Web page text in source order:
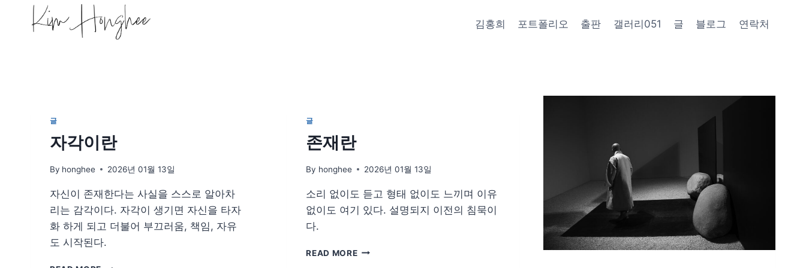
김홍희 포트폴리오 출판 갤러리051 글 블로그 연락처
글
자각이란
By honghee 2026년 01월 13일
자신이 존재한다는 사실을 스스로 알아차
리는 감각이다. 자각이 생기면 자신을 타자
화 하게 되고 더불어 부끄러움, 책임, 자유
도 시작된다.
글
존재란
By honghee 2026년 01월 13일
소리 없이도 듣고 형태 없이도 느끼며 이유
없이도 여기 있다. 설명되지 이전의 침묵이
다.
READ MORE존